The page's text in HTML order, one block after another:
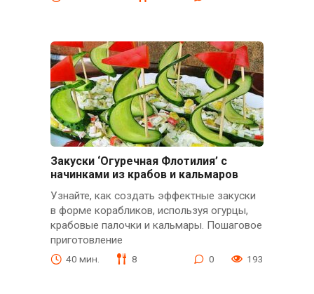
Закуски ‘Огуречная Флотилия’ с
начинками из крабов и кальмаров
Узнайте, как создать эффектные закуски
в форме корабликов, используя огурцы,
крабовые палочки и кальмары. Пошаговое
приготовление
40 мин. 8 0 193